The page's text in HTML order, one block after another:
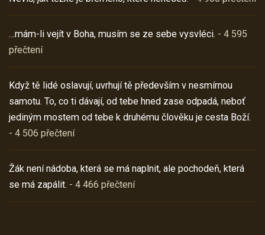
…mám-li vejít v Boha, musím se ze sebe vysvléci. - 4 595
přečtení
Když tě lidé oslavují, uvrhují tě především v nesmírnou
samotu. To, co ti dávají, od tebe hned zase odpadá, neboť
jediným mostem od tebe k druhému člověku je cesta Boží.
- 4 506 přečtení
Žák není nádoba, která se má naplnit, ale pochodeň, která
se má zapálit. - 4 466 přečtení